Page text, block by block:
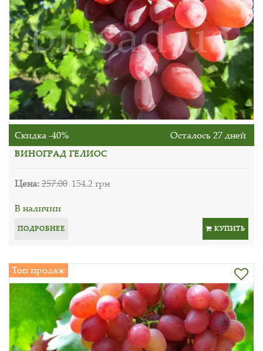
Скидка -40% Осталось 27 дней
ВИНОГРАД ГЕЛИОС
Цена:257.00 154.2 грн
В наличии
ПОДРОБНЕЕ КУПИТЬ
Топ продаж